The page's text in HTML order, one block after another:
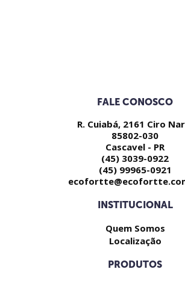
FALE CONOSCO
R. Cuiabá, 2161 Ciro
85802-030
Cascavel - PR
(45) 3039-0922
(45) 99965-0921
INSTITUCIONAL
Quem Somos
Localização
PRODUTOS